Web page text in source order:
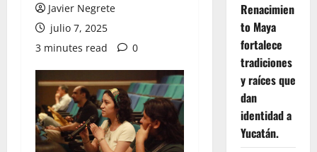
Javier Negrete
julio 7, 2025
3 minutes read
0
Renacimien
to Maya
fortalece
tradiciones
y raíces que
dan
identidad a
Yucatán.